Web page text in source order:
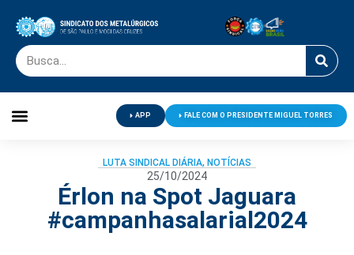
APP FALE COM O PRESIDENTE MIGUEL TORRES
LUTA SINDICAL DIÁRIA, NOTÍCIAS
25/10/2024
Érlon na Spot Jaguara
#campanhasalarial2024